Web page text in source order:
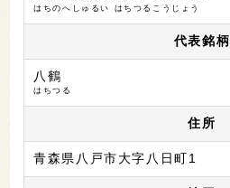
はちのへしゅるい はちつるこうじょう
代表銘柄
八鶴
はちつる
住所
青森県八戸市大字八日町1